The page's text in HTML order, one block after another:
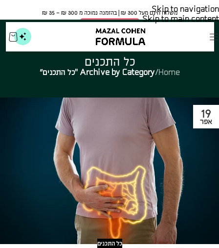
Skip to navigation
Skip to main content
משלוח חינם מעל 300 ₪ | בהזמנה נמוכה מ 300 ₪ – 35 ₪​
🍀 אישור משרד הבריאות
כל התכנים
Home
/Archive by Category "כל התכנים"
19
אפר
כל התכנים